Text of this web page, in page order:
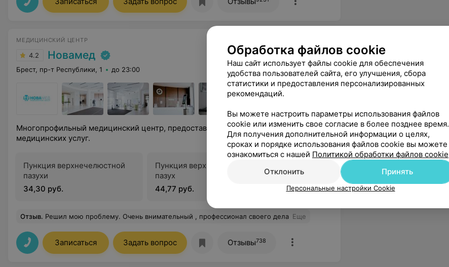
МЕДИЦИНСКИЙ ЦЕНТР
4.2 Новамед
Брест, пр-т Республики, 1 до 23:00
Многопрофильный медицинский центр, предоставляющий широкий спектр
медицинских услуг.
Пункция верхнечелюстной
пазухи
34,30 руб.
Пункция верхнечелюстных
пазух
44,77 руб.
Гайморотомия с удалением
кист и инородных тел
954,18 руб.
Отзыв. Решил мою проблему. Очень внимательный , профессионал своего дела Еще
Записаться Задать вопрос Отзывы738
Обработка файлов cookie
Наш сайт использует файлы cookie для обеспечения
удобства пользователей сайта, его улучшения, сбора
статистики и предоставления персонализированных
рекомендаций.
Вы можете настроить параметры использования файлов
cookie или изменить свое согласие в более позднее время.
Для получения дополнительной информации о целях,
сроках и порядке использования файлов cookie вы можете
ознакомиться с нашей Политикой обработки файлов cookie
Отклонить
Принять
Персональные настройки Cookie